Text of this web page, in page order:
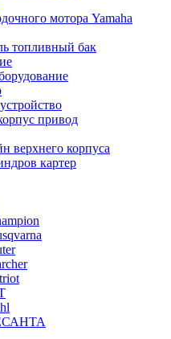
мотора Yamaha
топливный бак
привод
верхнего корпуса
картер